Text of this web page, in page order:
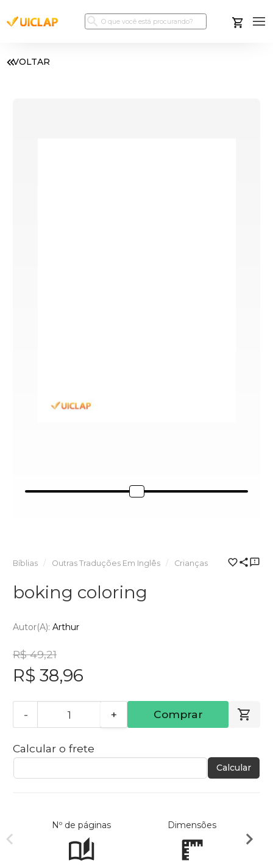
VOLTAR
Bíblias Outras Traduções Em Inglês Crianças
boking coloring
Autor(a): Arthur
R$ 49,21
R$ 38,96
- + Comprar
Calcular o frete
Calcular
Nº de páginas Dimensões